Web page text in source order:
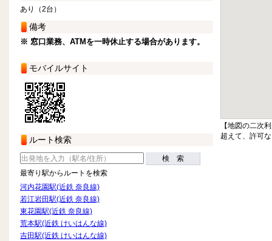
あり（2台）
備考
※ 窓口業務、ATMを一時休止する場合があります。
モバイルサイト
ルート検索
検 索
最寄り駅からルートを検索
河内花園駅(近鉄 奈良線)
若江岩田駅(近鉄 奈良線)
東花園駅(近鉄 奈良線)
荒本駅(近鉄 けいはんな線)
吉田駅(近鉄 けいはんな線)
【地図の二次
超えて、許可